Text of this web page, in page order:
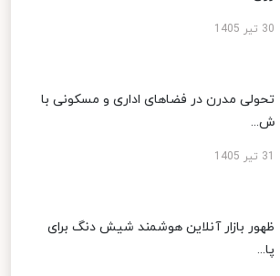
30 تیر 1405
تحولی مدرن در فضاهای اداری و مسکونی با
ش...
ظهور بازار آنلاین هوشمند شیش دنگ برای
پا...